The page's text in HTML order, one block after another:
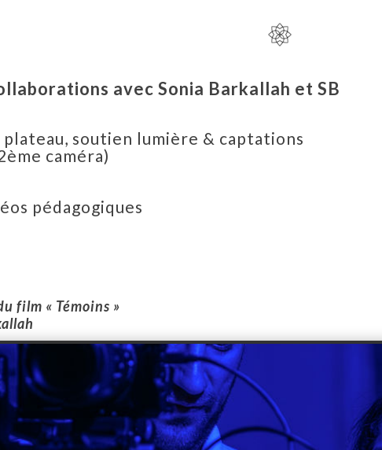
avec Sonia Barkallah et SB
soutien lumière & captations
caméra)
pédagogiques
film « Témoins »